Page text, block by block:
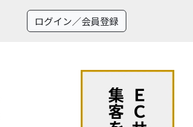
ログイン／会員登録